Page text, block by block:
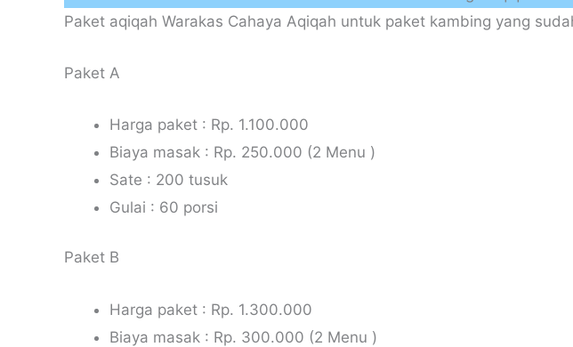
Paket aqiqah Warakas Cahaya Aqiqah untuk paket kambing yang
Paket A
Harga paket : Rp. 1.100.000
Biaya masak : Rp. 250.000 (2 Menu )
Sate : 200 tusuk
Gulai : 60 porsi
Paket B
Harga paket : Rp. 1.300.000
Biaya masak : Rp. 300.000 (2 Menu )